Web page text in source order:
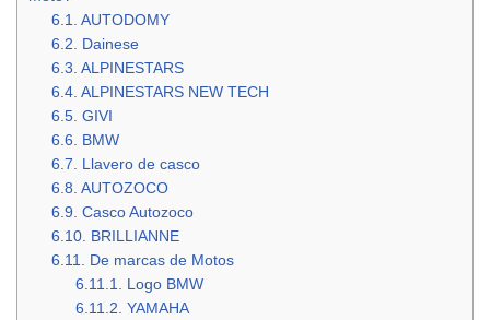
6.1. AUTODOMY
6.2. Dainese
6.3. ALPINESTARS
6.4. ALPINESTARS NEW TECH
6.5. GIVI
6.6. BMW
6.7. Llavero de casco
6.8. AUTOZOCO
6.9. Casco Autozoco
6.10. BRILLIANNE
6.11. De marcas de Motos
6.11.1. Logo BMW
6.11.2. YAMAHA